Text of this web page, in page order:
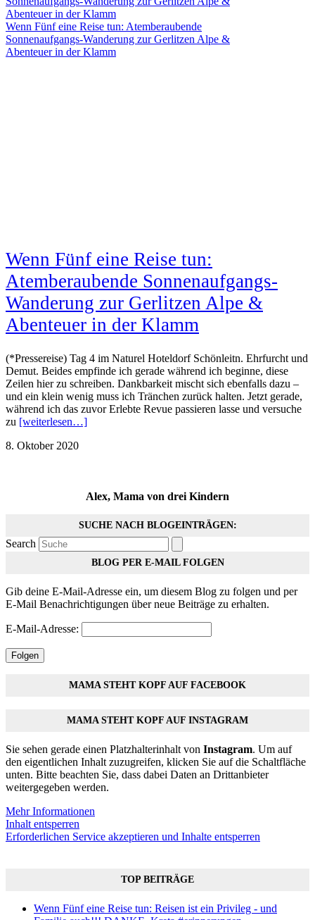
Wenn Fünf eine Reise tun: Atemberaubende
Sonnenaufgangs-Wanderung zur Gerlitzen Alpe &
Abenteuer in der Klamm
Wenn Fünf eine Reise tun:
Atemberaubende Sonnenaufgangs-
Wanderung zur Gerlitzen Alpe &
Abenteuer in der Klamm
(*Pressereise) Tag 4 im Naturel Hoteldorf Schönleitn. Ehrfurcht und
Demut. Beides empfinde ich gerade während ich beginne, diese
Zeilen hier zu schreiben. Dankbarkeit mischt sich ebenfalls dazu –
und ein klein wenig muss ich Tränchen zurück halten. Jetzt gerade,
während ich das zuvor Erlebte Revue passieren lasse und versuche
zu [weiterlesen…]
8. Oktober 2020
Alex, Mama von drei Kindern
SUCHE NACH BLOGEINTRÄGEN:
Search
BLOG PER E-MAIL FOLGEN
Gib deine E-Mail-Adresse ein, um diesem Blog zu folgen und per
E-Mail Benachrichtigungen über neue Beiträge zu erhalten.
E-Mail-Adresse:
Folgen
MAMA STEHT KOPF AUF FACEBOOK
MAMA STEHT KOPF AUF INSTAGRAM
Sie sehen gerade einen Platzhalterinhalt von Instagram. Um auf
den eigentlichen Inhalt zuzugreifen, klicken Sie auf die Schaltfläche
unten. Bitte beachten Sie, dass dabei Daten an Drittanbieter
weitergegeben werden.
Mehr Informationen
Inhalt entsperren
Erforderlichen Service akzeptieren und Inhalte entsperren
TOP BEITRÄGE
Wenn Fünf eine Reise tun: Reisen ist ein Privileg - und